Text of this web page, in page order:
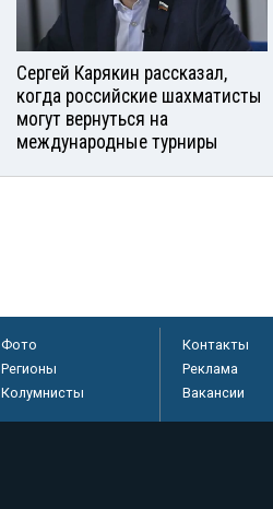
Сергей Карякин рассказал,
когда российские шахматисты
могут вернуться на
международные турниры
Фото
Регионы
Колумнисты
Контакты
Реклама
Вакансии